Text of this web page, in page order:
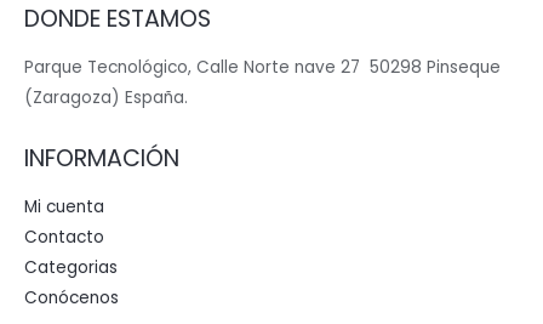
DONDE ESTAMOS
Parque Tecnológico, Calle Norte nave 27 50298 Pinseque
(Zaragoza) España.
INFORMACIÓN
Mi cuenta
Contacto
Categorias
Conócenos